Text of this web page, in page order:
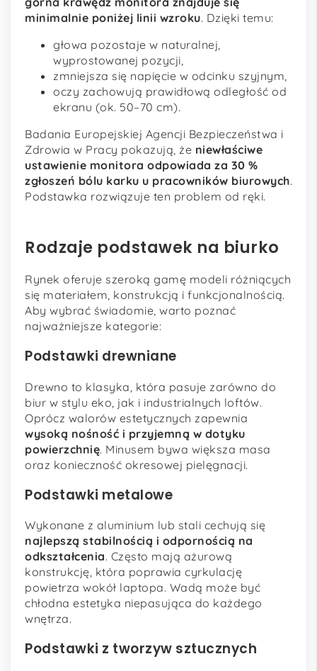
minimalnie poniżej linii wzroku. Dzięki temu:
głowa pozostaje w naturalnej,
wyprostowanej pozycji,
zmniejsza się napięcie w odcinku szyjnym,
oczy zachowują prawidłową odległość od
ekranu (ok. 50–70 cm).
Badania Europejskiej Agencji Bezpieczeństwa i
Zdrowia w Pracy pokazują, że niewłaściwe
ustawienie monitora odpowiada za 30 %
zgłoszeń bólu karku u pracowników biurowych.
Podstawka rozwiązuje ten problem od ręki.
Rodzaje podstawek na biurko
Rynek oferuje szeroką gamę modeli różniących
się materiałem, konstrukcją i funkcjonalnością.
Aby wybrać świadomie, warto poznać
najważniejsze kategorie:
Podstawki drewniane
Drewno to klasyka, która pasuje zarówno do
biur w stylu eko, jak i industrialnych loftów.
Oprócz walorów estetycznych zapewnia
wysoką nośność i przyjemną w dotyku
powierzchnię. Minusem bywa większa masa
oraz konieczność okresowej pielęgnacji.
Podstawki metalowe
Wykonane z aluminium lub stali cechują się
najlepszą stabilnością i odpornością na
odkształcenia. Często mają ażurową
konstrukcję, która poprawia cyrkulację
powietrza wokół laptopa. Wadą może być
chłodna estetyka niepasująca do każdego
wnętrza.
Podstawki z tworzyw sztucznych